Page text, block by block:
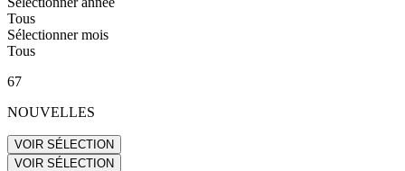
Tous
Sélectionner mois
Tous
67
NOUVELLES